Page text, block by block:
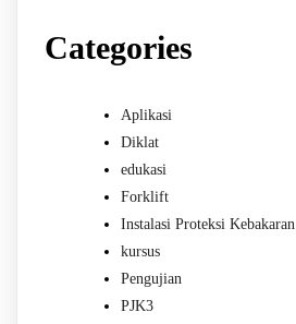
Categories
Aplikasi
Diklat
edukasi
Forklift
Instalasi Proteksi Kebakaran
kursus
Pengujian
PJK3